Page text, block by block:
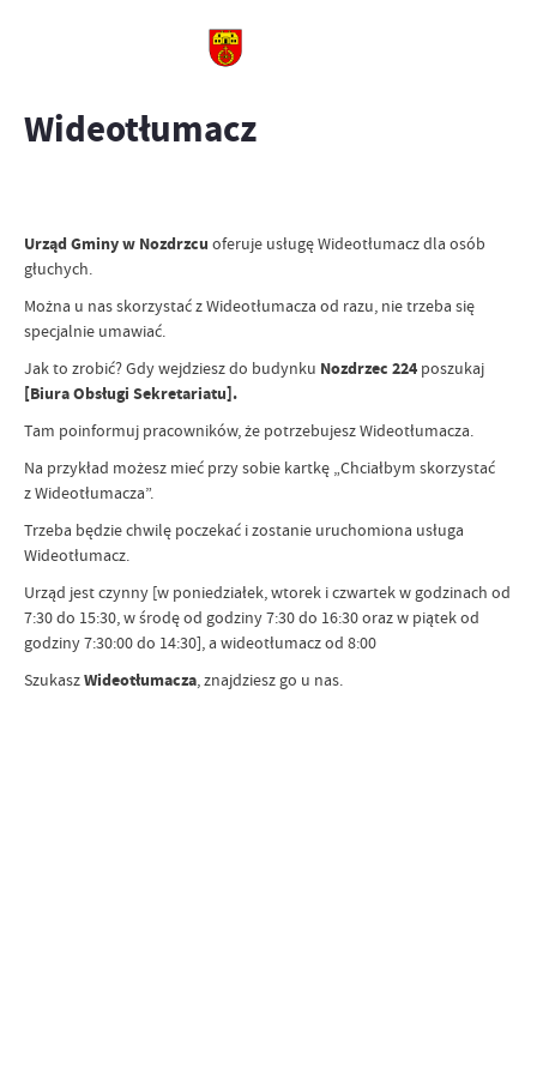
Wideotłumacz
Urząd Gminy w Nozdrzcu oferuje usługę Wideotłumacz dla osób
głuchych.
Można u nas skorzystać z Wideotłumacza od razu, nie trzeba się
specjalnie umawiać.
Jak to zrobić? Gdy wejdziesz do budynku Nozdrzec 224 poszukaj
[Biura Obsługi Sekretariatu].
Tam poinformuj pracowników, że potrzebujesz Wideotłumacza.
Na przykład możesz mieć przy sobie kartkę „Chciałbym skorzystać
z Wideotłumacza”.
Trzeba będzie chwilę poczekać i zostanie uruchomiona usługa
Wideotłumacz.
Urząd jest czynny [w poniedziałek, wtorek i czwartek w godzinach od
7:30 do 15:30, w środę od godziny 7:30 do 16:30 oraz w piątek od
godziny 7:30:00 do 14:30], a wideotłumacz od 8:00
SzukaszWideotłumacza, znajdziesz go u nas.